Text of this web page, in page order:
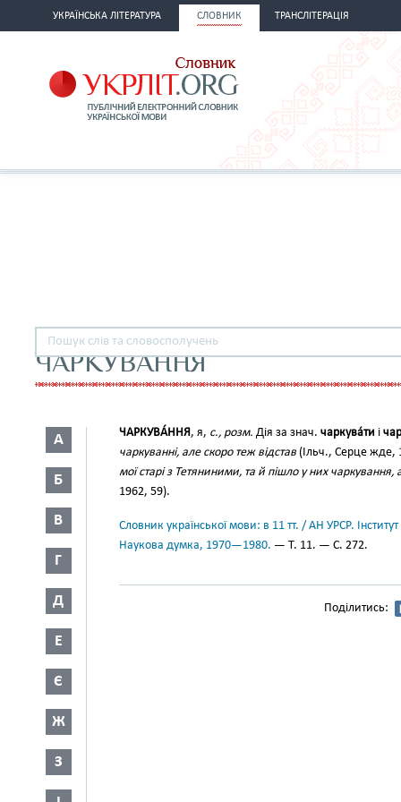
УКРАЇНСЬКА ЛІТЕРАТУРА СЛОВНИК ТРАНСЛІТЕРАЦІЯ
ЧАРКУВАННЯ
А
Б
В
Г
Д
Е
Є
Ж
З
ЧАРКУВА́ННЯ, я, с., розм. Дія за знач. чаркува́ти і
чаркуванні, але скоро теж відстав (Ільч., Серце жде,
мої старі з Тетяниними, та й пішло у них
1962, 59).
Словник української мови: в 11 тт. / АН УРСР.
Наукова думка, 1970—1980. — Т. 11. — С. 272.
Поділитись: